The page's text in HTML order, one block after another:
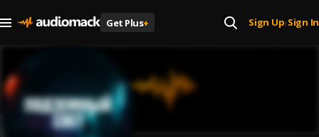
Get Plus+ Sign Up| Sign In